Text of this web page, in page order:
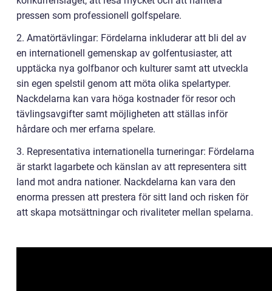
pressen som professionell golfspelare.
2. Amatörtävlingar: Fördelarna inkluderar att bli del av
en internationell gemenskap av golfentusiaster, att
upptäcka nya golfbanor och kulturer samt att utveckla
sin egen spelstil genom att möta olika spelartyper.
Nackdelarna kan vara höga kostnader för resor och
tävlingsavgifter samt möjligheten att ställas inför
hårdare och mer erfarna spelare.
3. Representativa internationella turneringar: Fördelarna
är starkt lagarbete och känslan av att representera sitt
land mot andra nationer. Nackdelarna kan vara den
enorma pressen att prestera för sitt land och risken för
att skapa motsättningar och rivaliteter mellan spelarna.